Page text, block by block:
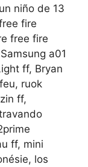
niño de 13
fire
free fire
a01
ff, Bryan
ruok
ff,
ff, mini
los